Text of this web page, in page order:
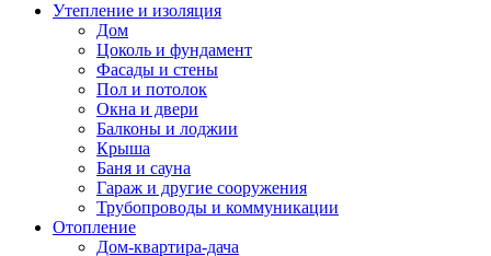
Утепление и изоляция
Дом
Цоколь и фундамент
Фасады и стены
Пол и потолок
Окна и двери
Балконы и лоджии
Крыша
Баня и сауна
Гараж и другие сооружения
Трубопроводы и коммуникации
Отопление
Дом-квартира-дача